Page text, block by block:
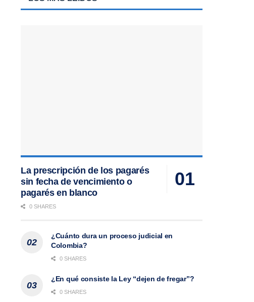
La prescripción de los pagarés
sin fecha de vencimiento o
pagarés en blanco
0 SHARES
¿Cuánto dura un proceso judicial en
Colombia?
0 SHARES
¿En qué consiste la Ley “dejen de fregar”?
0 SHARES